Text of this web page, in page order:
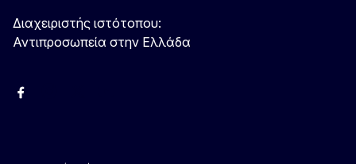
Διαχειριστής ιστότοπου:
Αντιπροσωπεία στην Ελλάδα
Facebook